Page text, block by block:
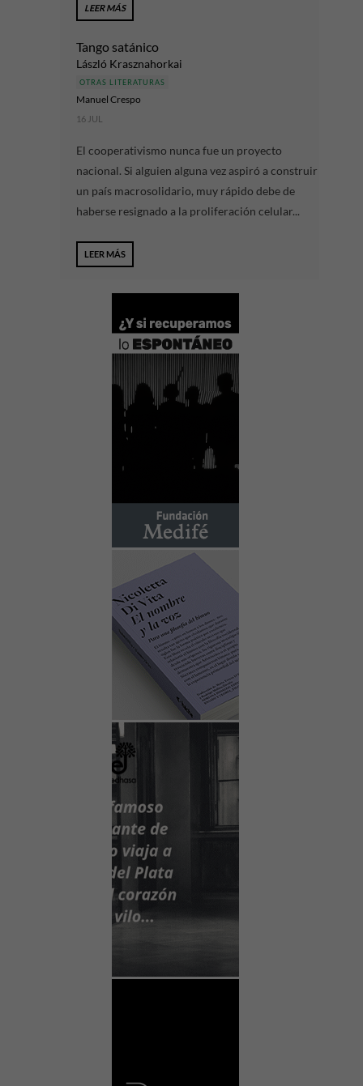
LEER MÁS
Tango satánico
László Krasznahorkai
OTRAS LITERATURAS
Manuel Crespo
16 JUL
El cooperativismo nunca fue un proyecto
nacional. Si alguien alguna vez aspiró a construir
un país macrosolidario, muy rápido debe de
haberse resignado a la proliferación celular...
LEER MÁS